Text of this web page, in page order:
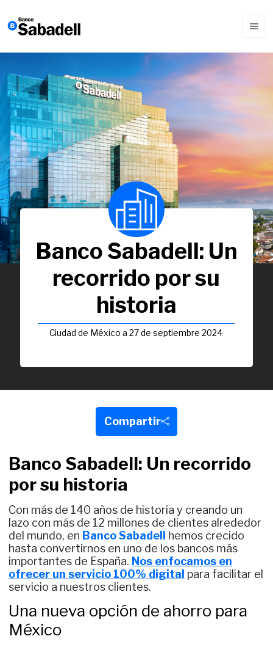
—
Banco Sabadell: Un
recorrido por su
historia
Ciudad de México a 27 de septiembre 2024
Compartir
Banco Sabadell: Un recorrido
por su historia
Con más de 140 años de historia y creando un
lazo con más de 12 millones de clientes alrededor
del mundo, en Banco Sabadell hemos crecido
hasta convertirnos en uno de los bancos más
importantes de España. Nos enfocamos en
ofrecer un servicio 100% digital para facilitar el
servicio a nuestros clientes.
Una nueva opción de ahorro para
México